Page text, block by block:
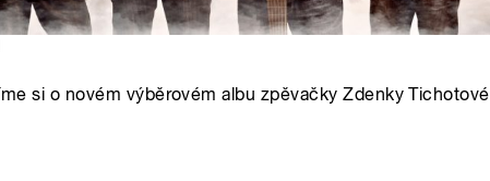
si o novém výběrovém albu zpěvačky Zdenky Tichotové